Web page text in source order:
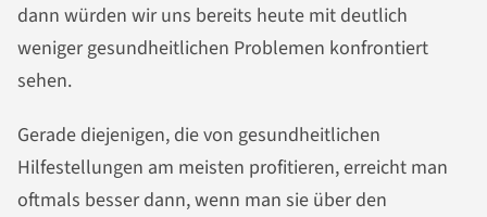
dann würden wir uns bereits heute mit deutlich
weniger gesundheitlichen Problemen konfrontiert
sehen.
Gerade diejenigen, die von gesundheitlichen
Hilfestellungen am meisten profitieren, erreicht man
oftmals besser dann, wenn man sie über den